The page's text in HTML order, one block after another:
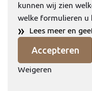
kunnen wij zien
welke formulieren u
» Lees meer en
Accepteren
Weigeren